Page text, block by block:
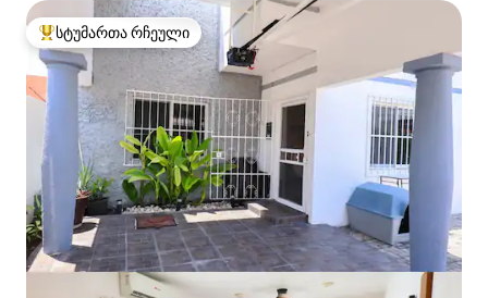
სტუმართა რჩეული მოწინავე ვარიანტი
სტუმართა რჩეული